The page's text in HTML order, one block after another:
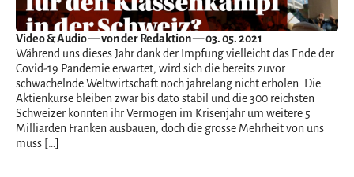
Video & Audio— von der Redaktion — 03. 05. 2021
Während uns dieses Jahr dank der Impfung vielleicht das Ende der
Covid-19 Pandemie erwartet, wird sich die bereits zuvor
schwächelnde Weltwirtschaft noch jahrelang nicht erholen. Die
Aktienkurse bleiben zwar bis dato stabil und die 300 reichsten
Schweizer konnten ihr Vermögen im Krisenjahr um weitere 5
Milliarden Franken ausbauen, doch die grosse Mehrheit von uns
muss […]